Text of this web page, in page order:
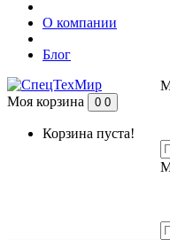
О компании
Блог
Моя корзина 0 0
Корзина пуста!